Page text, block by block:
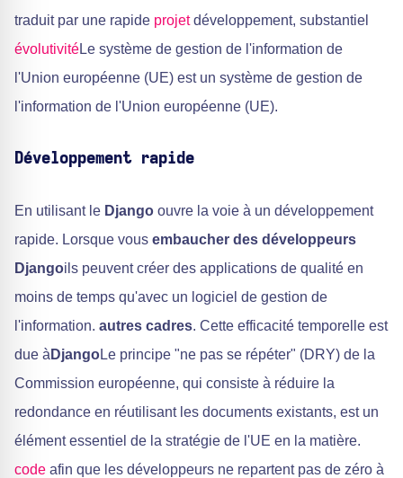
traduit par une rapide projetdéveloppement, substantiel
évolutivitéLe système de gestion de l'information de
l'Union européenne (UE) est un système de gestion de
l'information de l'Union européenne (UE).
Développement rapide
En utilisant le Django ouvre la voie à un développement
rapide. Lorsque vous embaucher des développeurs
Djangoils peuvent créer des applications de qualité en
moins de temps qu'avec un logiciel de gestion de
l'information. autres cadres. Cette efficacité temporelle est
due à DjangoLe principe "ne pas se répéter" (DRY) de la
Commission européenne, qui consiste à réduire la
redondance en réutilisant les documents existants, est un
élément essentiel de la stratégie de l'UE en la matière.
code afin que les développeurs ne repartent pas de zéro à